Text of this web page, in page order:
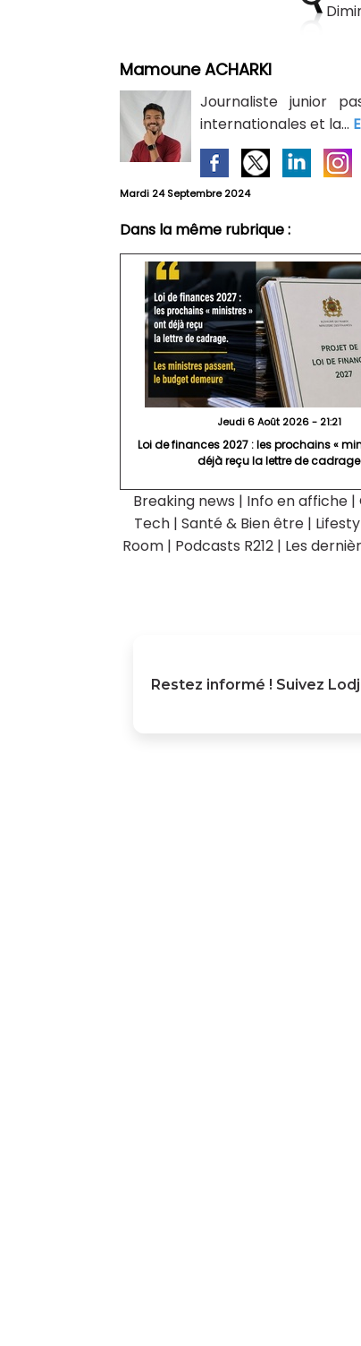
Mamoune ACHARKI
Journaliste junior
internationales et la...
Mardi 24 Septembre 2024
Dans la même rubrique :
Jeudi 6 Août 2026 - 21:21
Loi de finances 2027 : les prochains «
déjà reçu la lettre de cadrage
Breaking news | Info en affiche |
Tech | Santé & Bien être |
Room | Podcasts R212 | Les
Restez informé ! Suivez